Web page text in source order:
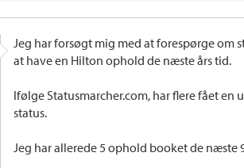
Jeg har forsøgt mig med at forespørge om
at have en Hilton ophold de næste års tid.
Ifølge Statusmarcher.com, har flere fået
status.
Jeg har allerede 5 ophold booket de næste